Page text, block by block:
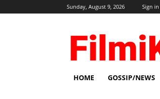
Sunday, August 9, 2026 Sign in
HOME GOSSIP/NEWS